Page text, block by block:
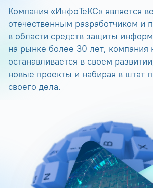
Компания «ИнфоТеКС» является
отечественным разработчиком и
в области средств защиты
на рынке более 30 лет, компания
останавливается в своем
новые проекты и набирая в штат
своего дела.